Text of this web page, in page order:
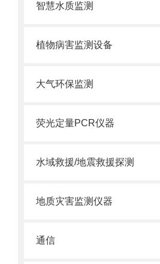
智慧水质监测
植物病害监测设备
大气环保监测
荧光定量PCR仪器
水域救援/地震救援探测
地质灾害监测仪器
通信